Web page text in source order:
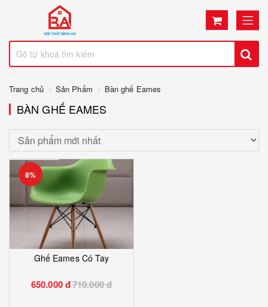
Trang chủ Sản Phẩm Bàn ghế Eames
BÀN GHẾ EAMES
8%
Ghế Eames Có Tay
650.000 đ710.000 đ